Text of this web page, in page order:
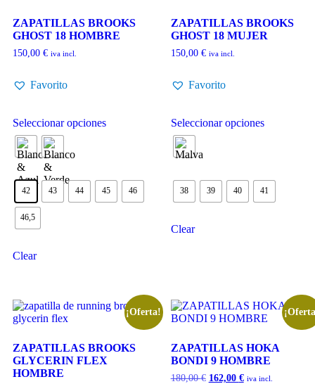
ZAPATILLAS BROOKS
GHOST 18 HOMBRE
150,00 € iva incl.
Favorito
Seleccionar opciones
42 43 44 45 46
46,5
Clear
ZAPATILLAS BROOKS
GHOST 18 MUJER
150,00 € iva incl.
Favorito
Seleccionar opciones
38 39 40 41
Clear
¡Oferta!
ZAPATILLAS BROOKS
GLYCERIN FLEX
HOMBRE
ZAPATILLAS HOKA
BONDI 9 HOMBRE
180,00€ 162,00 € iva incl.